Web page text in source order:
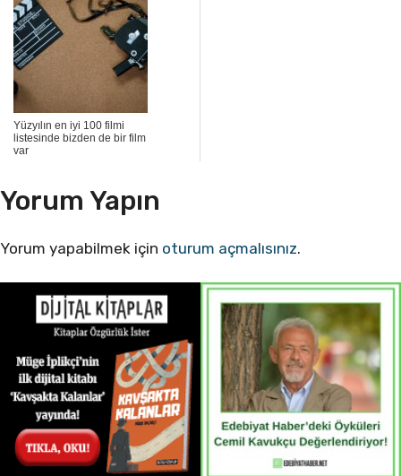
Yüzyılın en iyi 100 filmi
listesinde bizden de bir film
var
Yorum Yapın
Yorum yapabilmek için oturum açmalısınız.